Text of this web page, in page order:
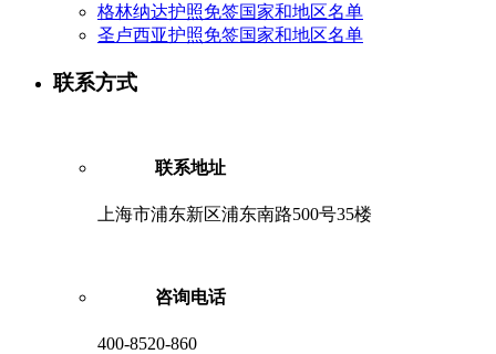
格林纳达护照免签国家和地区名单
圣卢西亚护照免签国家和地区名单
联系方式
联系地址
上海市浦东新区浦东南路500号35楼
咨询电话
400-8520-860